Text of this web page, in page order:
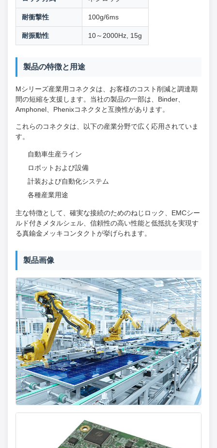
耐衝撃性 100g/6ms
耐振動性 10～2000Hz, 15g
製品の特徴と用途
Mシリーズ産業用コネクタは、お客様のコスト削減と調達期
間の短縮を支援します。当社の製品の一部は、Binder、
Amphonel、Phenixコネクタと互換性があります。
これらのコネクタは、以下の産業分野で広く応用されていま
す。
自動車生産ライン
ロボットおよび設備
計装および自動化システム
各種産業用途
主な特徴として、確実な接続のためのねじロック、EMCシー
ルド付きメタルシェル、信頼性の高い性能と低抵抗を実現す
る真鍮金メッキコンタクトが挙げられます。
製品画像